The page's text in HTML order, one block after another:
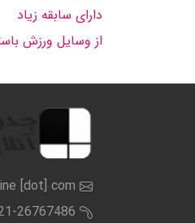
دارای سابقه زیاد
از وسایل ورزش
[dot] com
26767486